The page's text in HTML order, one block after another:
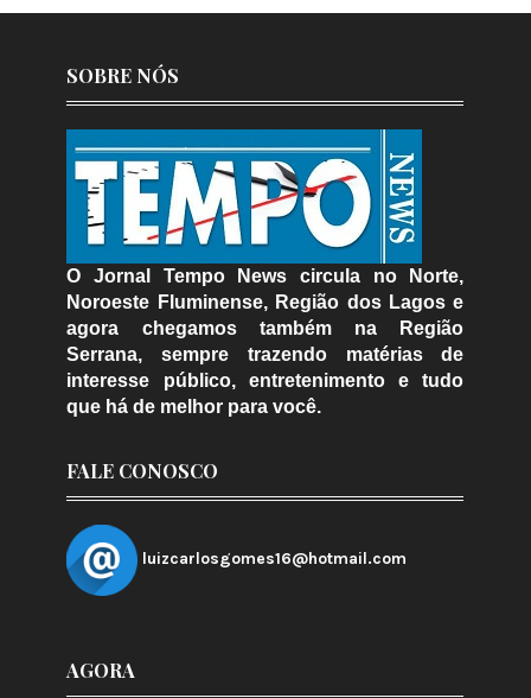
SOBRE NÓS
O Jornal Tempo News circula no Norte,
Noroeste Fluminense, Região dos Lagos e
agora chegamos também na Região
Serrana, sempre trazendo matérias de
interesse público, entretenimento e tudo
que há de melhor para você.
FALE CONOSCO
luizcarlosgomes16@hotmail.com
AGORA